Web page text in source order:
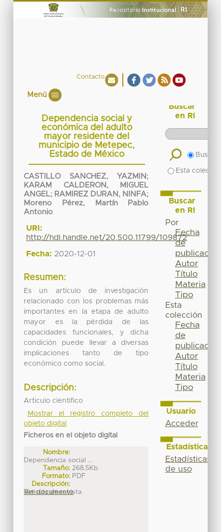
Contacto
Menú
Dependencia social y
económica del adulto
mayor residente del
municipio de Metepec,
Estado de México
CASTILLO SANCHEZ, YAZMIN ;
KARAM CALDERON, MIGUEL
ANGEL; RAMIREZ DURAN, NINFA;
Moreno Pérez, Martín Pablo
Antonio
URI:
http://hdl.handle.net/20.500.11799/109872
Fecha: 2020-12-01
Resumen:
Es un artículo de investigación
relacionado con los problemas más
importantes en la etapa de adulto
mayor es la pérdida de las
capacidades funcionales, y dicha
condición puede llevar a diversas
implicaciones tanto de tipo
económico como social.
Descripción:
Articulo cientifico
Mostrar el registro completo del
objeto digital
Ficheros en el objeto digital
Nombre:
Dependencia social ...
Tamaño: 268.5Kb
Formato: PDF
Descripción:
Articulo de revista
Ver documento
Buscar
en RI
Buscar
Esta
Buscar
en RI
Por
Fecha
de
publicación
Autor
Título
Materia
Tipo
Esta
colección
Fecha
de
publicación
Autor
Título
Materia
Tipo
Usuario
Acceder
Estadísticas
Estadísticas
de uso